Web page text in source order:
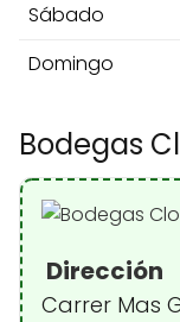
Sábado
Domingo
Bodegas
Dirección
Carrer Mas